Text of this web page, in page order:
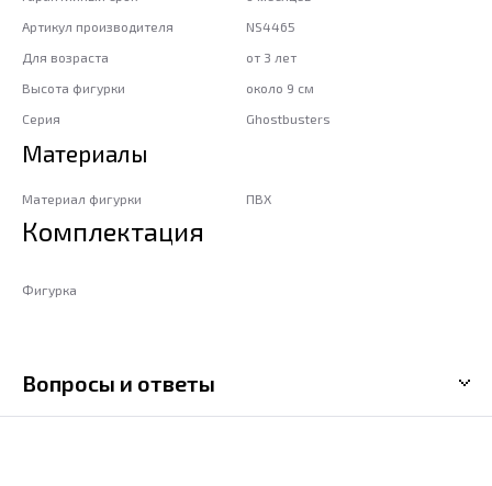
Артикул производителя
NS4465
Для возраста
от 3 лет
Высота фигурки
около 9 см
Серия
Ghostbusters
Материалы
Материал фигурки ПВХ
Комплектация
Фигурка
Вопросы и ответы